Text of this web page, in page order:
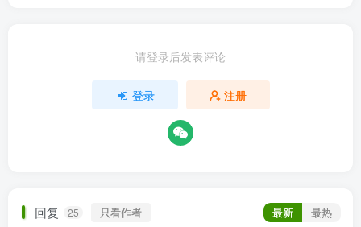
请登录后发表评论
登录 注册
回复 25 只看作者 最新 最热